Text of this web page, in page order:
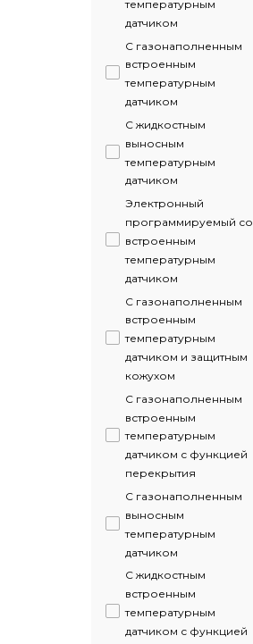
температурным
датчиком
С газонаполненным
встроенным
температурным
датчиком
С жидкостным
выносным
температурным
датчиком
Электронный
программируемый со
встроенным
температурным
датчиком
С газонаполненным
встроенным
температурным
датчиком и защитным
кожухом
С газонаполненным
встроенным
температурным
датчиком с функцией
перекрытия
С газонаполненным
выносным
температурным
датчиком
С жидкостным
встроенным
температурным
датчиком с функцией